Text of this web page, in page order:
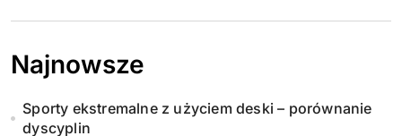
Najnowsze
Sporty ekstremalne z użyciem deski – porównanie
dyscyplin